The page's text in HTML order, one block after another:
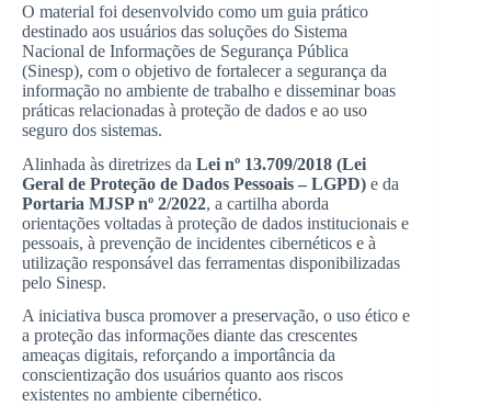
O material foi desenvolvido como um guia prático
destinado aos usuários das soluções do Sistema
Nacional de Informações de Segurança Pública
(Sinesp), com o objetivo de fortalecer a segurança da
informação no ambiente de trabalho e disseminar boas
práticas relacionadas à proteção de dados e ao uso
seguro dos sistemas.
Alinhada às diretrizes da Lei nº 13.709/2018 (Lei
Geral de Proteção de Dados Pessoais – LGPD) e da
Portaria MJSP nº 2/2022, a cartilha aborda
orientações voltadas à proteção de dados institucionais e
pessoais, à prevenção de incidentes cibernéticos e à
utilização responsável das ferramentas disponibilizadas
pelo Sinesp.
A iniciativa busca promover a preservação, o uso ético e
a proteção das informações diante das crescentes
ameaças digitais, reforçando a importância da
conscientização dos usuários quanto aos riscos
existentes no ambiente cibernético.